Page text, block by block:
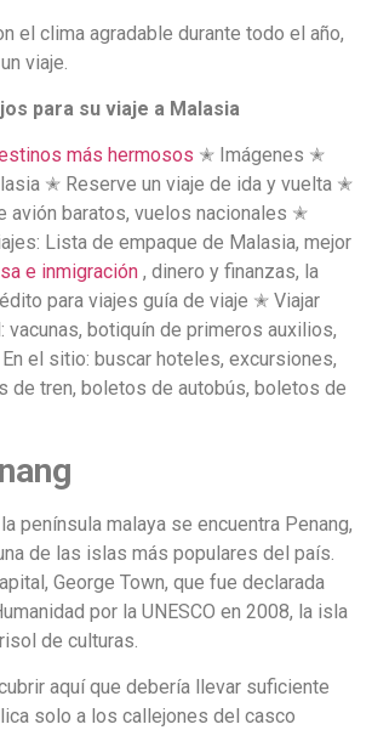
el clima agradable durante todo el año,
viaje.
para su viaje a Malasia
más hermosos ✭ Imágenes ✭
✭ Reserve un viaje de ida y vuelta ✭
avión baratos, vuelos nacionales ✭
Lista de empaque de Malasia, mejor
e inmigración , dinero y finanzas, la
para viajes guía de viaje ✭ Viajar
vacunas, botiquín de primeros auxilios,
el sitio: buscar hoteles, excursiones,
de tren, boletos de autobús, boletos de
península malaya se encuentra Penang,
de las islas más populares del país.
George Town, que fue declarada
por la UNESCO en 2008, la isla
de culturas.
aquí que debería llevar suficiente
solo a los callejones del casco